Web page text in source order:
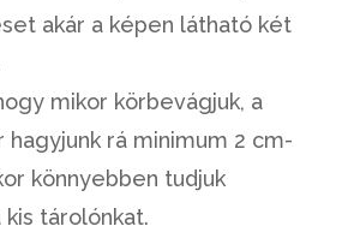
akár a képen látható két
mikor körbevágjuk, a
hagyjunk rá minimum 2 cm-
könnyebben tudjuk
tárolónkat.